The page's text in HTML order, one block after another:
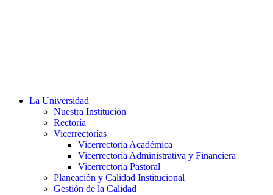
La Universidad
Nuestra Institución
Rectoría
Vicerrectorías
Vicerrectoría Académica
Vicerrectoría Administrativa y Financiera
Vicerrectoría Pastoral
Planeación y Calidad Institucional
Gestión de la Calidad